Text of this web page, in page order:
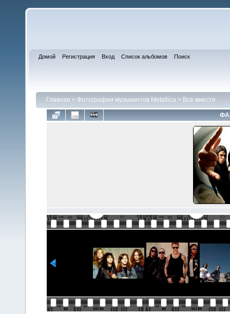
Домой Регистрация Вход Список альбомов Поиск
Главная > Фотографии музыкантов Metallica > Все вместе